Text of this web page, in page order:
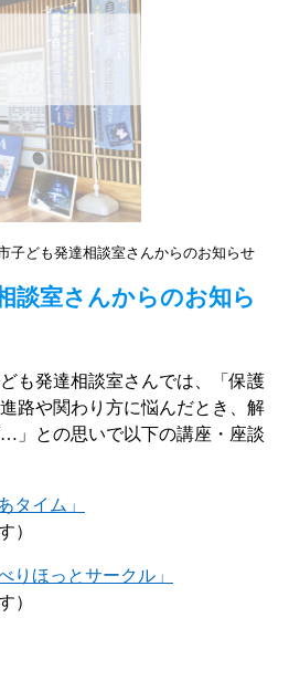
子ども発達相談室さんからのお知らせ
談室さんからのお知ら
も発達相談室さんでは、「保護
路や関わり方に悩んだとき、解
」との思いで以下の講座・座談
タイム」
）
りほっとサークル」
）